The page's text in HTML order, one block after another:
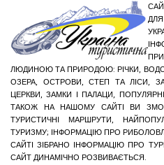
ЛЮДИНОЮ ТА ПРИРОДОЮ: РІЧКИ,
ОЗЕРА, ОСТРОВИ, СТЕП ТА ЛІСИ,
ЦЕРКВИ, ЗАМКИ І ПАЛАЦИ,
ТАКОЖ НА НАШОМУ САЙТІ ВИ
ТУРИСТИЧНІ МАРШРУТИ,
ТУРИЗМУ; ІНФОРМАЦІЮ ПРО
САЙТІ ЗІБРАНО ІНФОРМАЦІЮ ПРО
САЙТ ДИНАМІЧНО РОЗВИВАЄТЬСЯ.